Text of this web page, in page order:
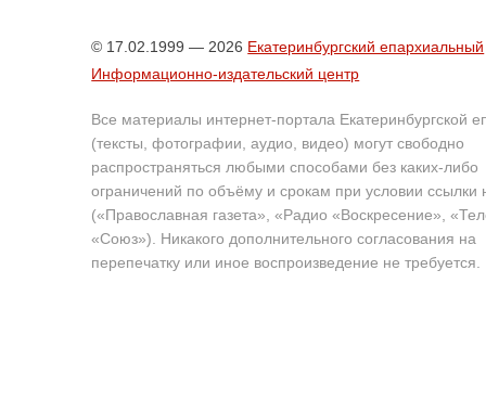
© 17.02.1999 — 2026 Екатеринбургский епархиальный
Информационно-издательский центр
Все материалы интернет-портала Екатеринбургской
(тексты, фотографии, аудио, видео) могут свободно
распространяться любыми способами без каких-либо
ограничений по объёму и срокам при условии ссылки
(«Православная газета», «Радио «Воскресение»,
«Союз»). Никакого дополнительного согласования на
перепечатку или иное воспроизведение не требуется.